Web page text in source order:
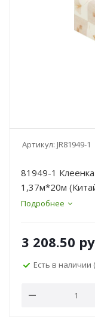
Артикул: JR81949-1
81949-1
1,37м*20м
Подробнее
3 208.50
Есть в наличии